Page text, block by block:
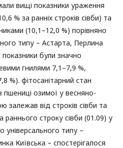
вищі показники ураження
% за ранніх строків сівби) та
(10,1–12,0 %) порівняно
типу – Астарта, Перлина
показники були значно
гнилями 7,1–7,9 %,
%). фітосанітарний стан
пшениці озимої у весняно-
залежав від строків сівби та
строку сівби (01.09) у
універсального типу –
Київська – спостерігалося